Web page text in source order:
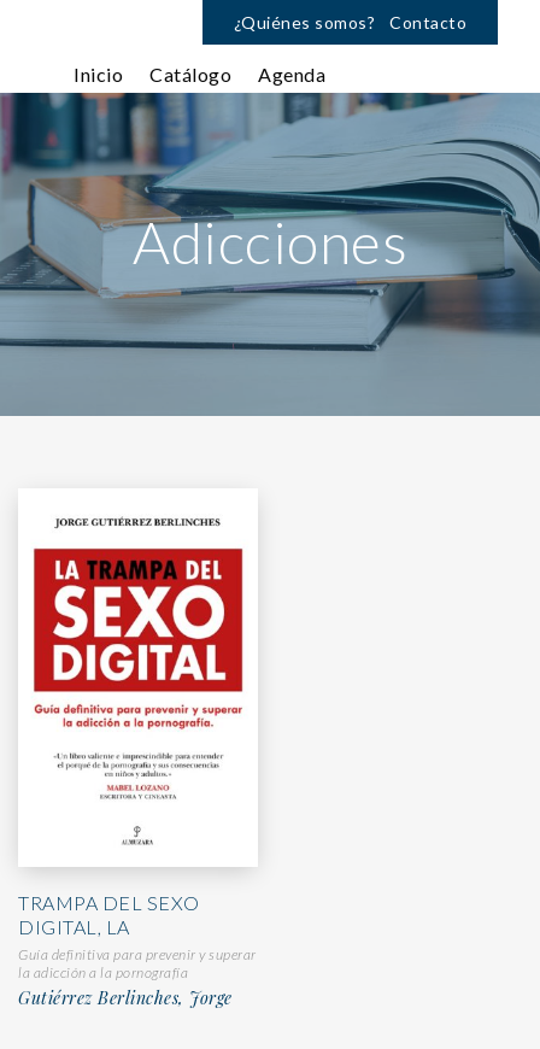
¿Quiénes somos? Contacto
Inicio Catálogo Agenda
Adicciones
TRAMPA DEL SEXO
DIGITAL, LA
Guía definitiva para prevenir y superar
la adicción a la pornografía
Gutiérrez Berlinches, Jorge